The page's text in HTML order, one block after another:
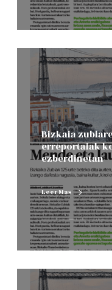
Bizkaia
erreportaiak
ezberdinetan
Leer Mas